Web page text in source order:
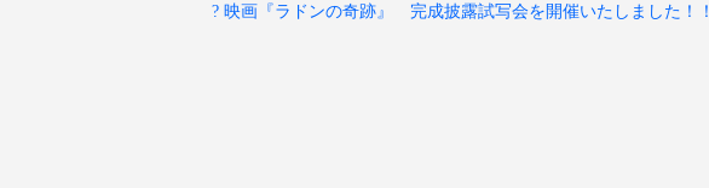
? 映画『ラドンの奇跡』 完成披露試写会を開催いたしました！！